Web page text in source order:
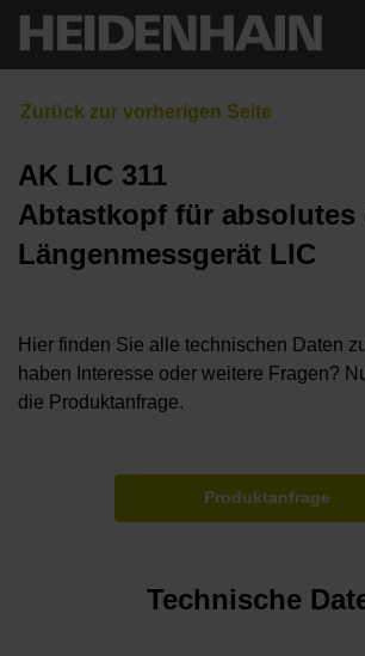
AK LIC 311
Abtastkopf für absolutes
Längenmessgerät LIC
Hier finden Sie alle technischen Daten
haben Interesse oder weitere Fragen?
die Produktanfrage.
Produktanfrage
Technische